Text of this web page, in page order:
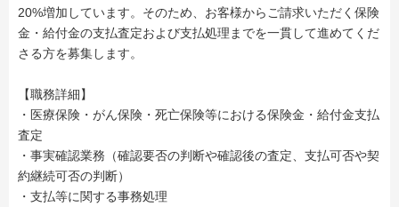
20%増加しています。そのため、お客様からご請求いただく保険
金・給付金の支払査定および支払処理までを一貫して進めてくだ
さる方を募集します。
【職務詳細】
・医療保険・がん保険・死亡保険等における保険金・給付金支払
査定
・事実確認業務（確認要否の判断や確認後の査定、支払可否や契
約継続可否の判断）
・支払等に関する事務処理